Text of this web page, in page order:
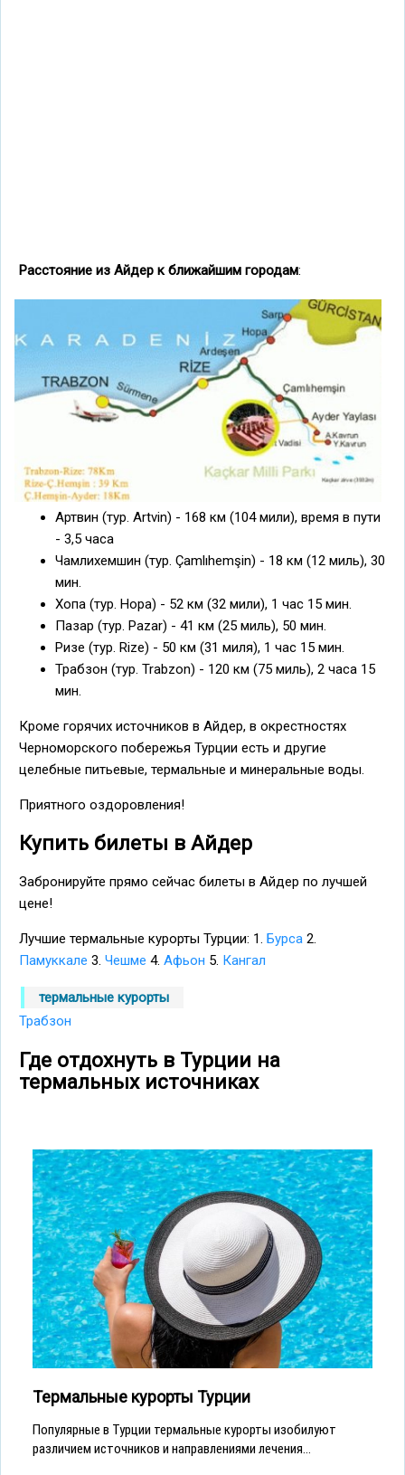
Расстояние из Айдер к ближайшим городам:
Артвин (тур. Artvin) - 168 км (104 мили), время в пути
- 3,5 часа
Чамлихемшин (тур. Çamlıhemşin) - 18 км (12 миль), 30
мин.
Хопа (тур. Hopa) - 52 км (32 мили), 1 час 15 мин.
Пазар (тур. Pazar) - 41 км (25 миль), 50 мин.
Ризе (тур. Rize) - 50 км (31 миля), 1 час 15 мин.
Трабзон (тур. Trabzon) - 120 км (75 миль), 2 часа 15
мин.
Кроме горячих источников в Айдер, в окрестностях
Черноморского побережья Турции есть и другие
целебные питьевые, термальные и минеральные воды.
Приятного оздоровления!
Купить билеты в Айдер
Забронируйте прямо сейчас билеты в Айдер по лучшей
цене!
Лучшие термальные курорты Турции: 1. Бурса 2.
Памуккале 3. Чешме 4. Афьон 5. Кангал
термальные курорты
Трабзон
Где отдохнуть в Турции на
термальных источниках
Термальные курорты Турции
Популярные в Турции термальные курорты изобилуют
различием источников и направлениями лечения...